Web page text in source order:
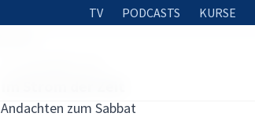
TV PODCASTS KURSE
Andachten zum Sabbat